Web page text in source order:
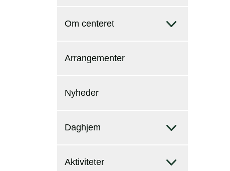
Om centeret
Arrangementer
Nyheder
Daghjem
Aktiviteter